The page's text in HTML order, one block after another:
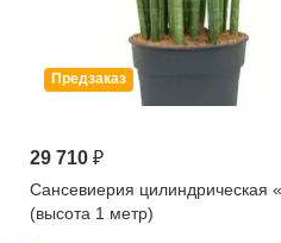
Предзаказ
29 710 ₽
Сансевиерия цилиндрическая
(высота 1 метр)